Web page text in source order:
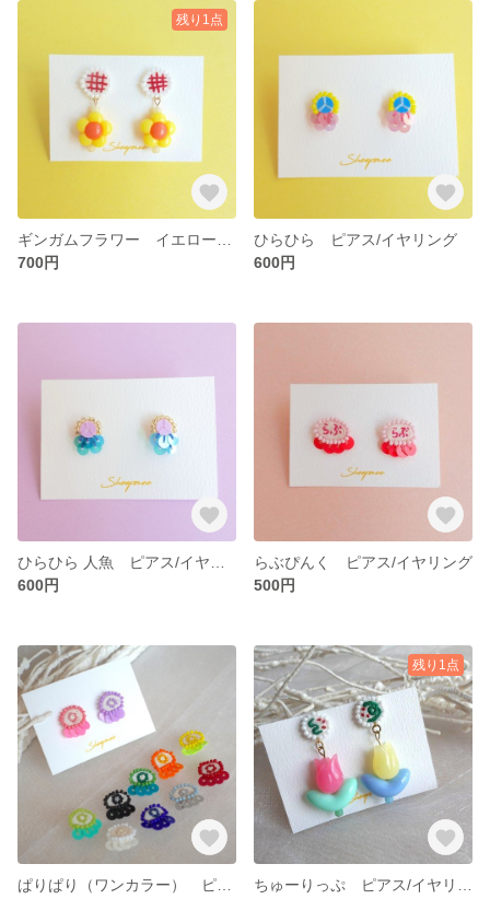
残り1点
700円
ひらひら ピアス/イヤリング
600円
600円
らぶぴんく ピアス/イヤリング
500円
残り1点